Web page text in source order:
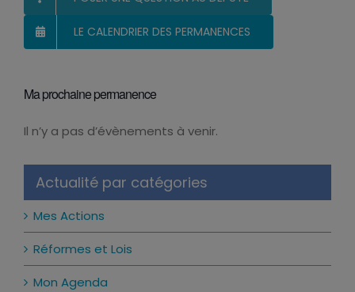
LE CALENDRIER DES PERMANENCES
Actualité par catégories
Mes Actions
Réformes et Lois